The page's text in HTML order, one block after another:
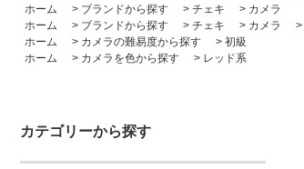
ホーム
> ブランドから探す > チェキ > カメラ
ホーム
> ブランドから探す > チェキ > カメラ >
ホーム
> カメラの難易度から探す > 初級
ホーム
> カメラを色から探す > レッド系
カテゴリーから探す